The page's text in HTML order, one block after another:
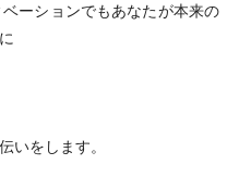
ーションでもあなたが本来の
いをします。